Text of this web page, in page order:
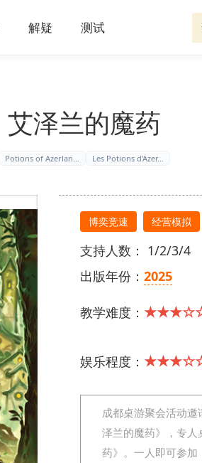
解疑 测试
艾泽兰的魔药
Potions of Azerlan… Les Potions d'Azer…
博奕竞速 经营模拟
支持人数： 1/2/3/4
出版年份： 2025
教学难度：
娱乐程度：
成都桌游聚会活动
泽兰的魔药》，专
药》。一人即可参